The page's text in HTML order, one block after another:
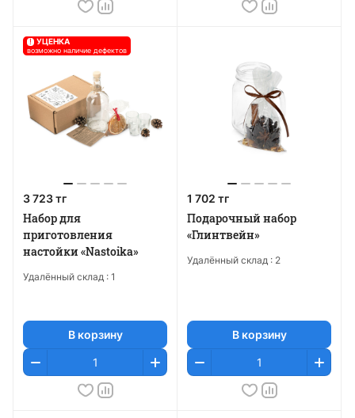
! УЦЕНКА
возможно наличие дефектов
3 723 тг
Набор для
приготовления
настойки «Nastoika»
Удалённый склад : 1
В корзину
1 702 тг
Подарочный набор
«Глинтвейн»
Удалённый склад : 2
В корзину